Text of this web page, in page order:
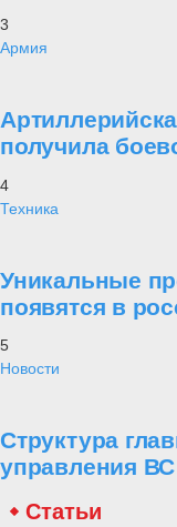
3
Армия
получила
4
Техника
Уникальные
появятся в
5
Новости
Структура
управления
Статьи